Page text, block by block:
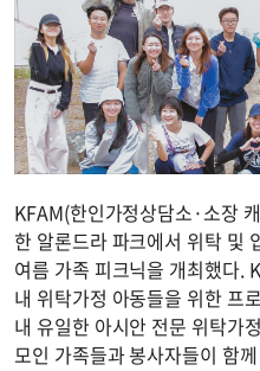
KFAM(한인가정상담소·소장
한 알론드라 파크에서 위탁 및
여름 가족 피크닉을 개최했다.
내 위탁가정 아동들을 위한 프
내 유일한 아시안 전문 위탁가
모인 가족들과 봉사자들이 함